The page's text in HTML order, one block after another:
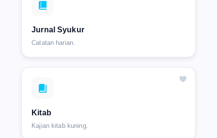
Jurnal Syukur
Catatan harian.
Kitab
Kajian kitab kuning.